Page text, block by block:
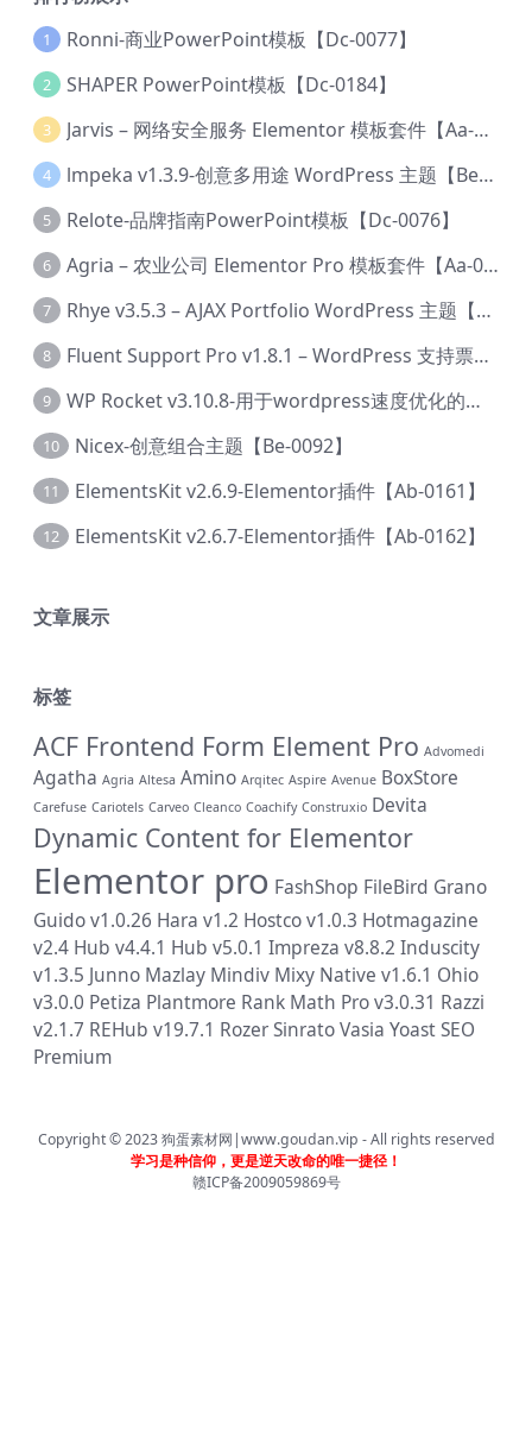
1 Ronni-商业PowerPoint模板【Dc-0077】
2 SHAPER PowerPoint模板【Dc-0184】
3 Jarvis – 网络安全服务 Elementor 模板套件【Aa-0035】
4 lmpeka v1.3.9-创意多用途 WordPress 主题【Be-0064】
5 Relote-品牌指南PowerPoint模板【Dc-0076】
6 Agria – 农业公司 Elementor Pro 模板套件【Aa-0003】
7 Rhye v3.5.3 – AJAX Portfolio WordPress 主题【Bi-0049】
8 Fluent Support Pro v1.8.1 – WordPress 支持票务系统【Cc-0041】
9 WP Rocket v3.10.8-用于wordpress速度优化的缓存加速插件【Cd-0019】
10 Nicex-创意组合主题【Be-0092】
11 ElementsKit v2.6.9-Elementor插件【Ab-0161】
12 ElementsKit v2.6.7-Elementor插件【Ab-0162】
文章展示
标签
ACF Frontend Form Element Pro Advomedi
Agatha Agria Altesa Amino Arqitec Aspire Avenue BoxStore
Carefuse Cariotels Carveo Cleanco Coachify Construxio Devita
Dynamic Content for Elementor
Elementor pro FashShop FileBird Grano
Guido v1.0.26 Hara v1.2 Hostco v1.0.3 Hotmagazine
v2.4 Hub v4.4.1 Hub v5.0.1 Impreza v8.8.2 Induscity
v1.3.5 Junno Mazlay Mindiv Mixy Native v1.6.1 Ohio
v3.0.0 Petiza Plantmore Rank Math Pro v3.0.31 Razzi
v2.1.7 REHub v19.7.1 RozerSinratoVasia Yoast SEO
Premium
Copyright © 2023狗蛋素材网|www.goudan.vip - All rights reserved
学习是种信仰，更是逆天改命的唯一捷径！
赣ICP备2009059869号